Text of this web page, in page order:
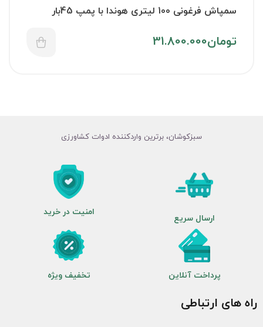
سمپاش فرغونی 100 لیتری هوندا با پمپ 45بار
تومان31.800.000
سبزکوشان، برترین واردکننده ادوات کشاورزی
ارسال سریع
امنیت در خرید
پرداخت آنلاین تخفیف ویژه
راه های ارتباطی